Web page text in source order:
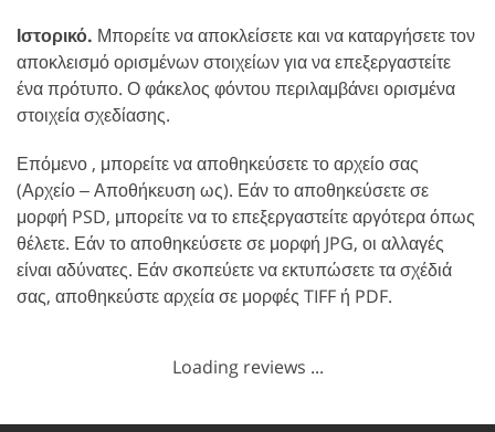
Ιστορικό. Μπορείτε να αποκλείσετε και να καταργήσετε τον
αποκλεισμό ορισμένων στοιχείων για να επεξεργαστείτε
ένα πρότυπο. Ο φάκελος φόντου περιλαμβάνει ορισμένα
στοιχεία σχεδίασης.
Επόμενο , μπορείτε να αποθηκεύσετε το αρχείο σας
(Αρχείο ‒ Αποθήκευση ως). Εάν το αποθηκεύσετε σε
μορφή PSD, μπορείτε να το επεξεργαστείτε αργότερα όπως
θέλετε. Εάν το αποθηκεύσετε σε μορφή JPG, οι αλλαγές
είναι αδύνατες. Εάν σκοπεύετε να εκτυπώσετε τα σχέδιά
σας, αποθηκεύστε αρχεία σε μορφές TIFF ή PDF.
Loading reviews ...